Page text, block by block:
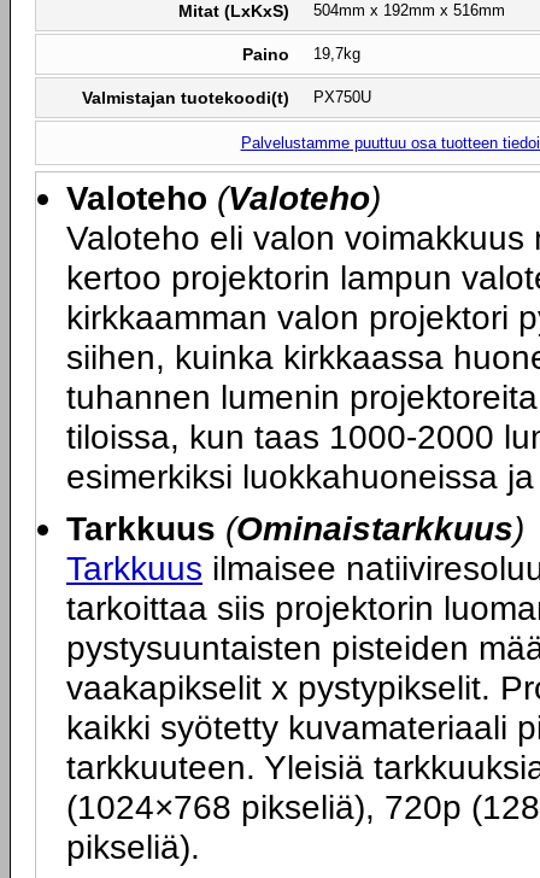
Mitat (LxKxS) 504mm x 192mm x 516mm
Paino 19,7kg
Valmistajan tuotekoodi(t) PX750U
Palvelustamme puuttuu osa tuotteen
Valoteho (Valoteho)
Valoteho eli valon
kertoo projektorin lampun
kirkkaamman valon projektori
siihen, kuinka kirkkaassa
tuhannen lumenin
tiloissa, kun taas 1000-2000
esimerkiksi luokkahuoneissa
Tarkkuus (Ominaistarkkuus)
Tarkkuus ilmaisee
tarkoittaa siis projektorin
pystysuuntaisten pisteiden
vaakapikselit x pystypikselit.
kaikki syötetty kuvamateriaali
tarkkuuteen. Yleisiä
(1024×768 pikseliä), 720p
pikseliä).